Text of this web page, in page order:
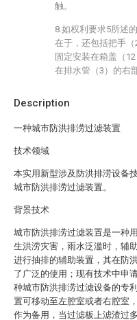
Description
一种城市防洪排涝过滤装置
技术领域
本实用新型涉及防洪排涝设备
城市防洪排涝过滤装置。
背景技术
城市防洪排涝过滤装置是一种
生洪涝灾害，雨水泛滥时，辅
进行抽排的辅助装置，其在防
了广泛的使用；现有技术中申
种城市防洪排涝过滤设备的专
置可移动至左腔室或者右腔室
作为备用，当过滤板上滤渣过
触。
8.如权利要求5所述
在于，还包括把手（
固定安装在箱盖（
在排水管（3）的右部